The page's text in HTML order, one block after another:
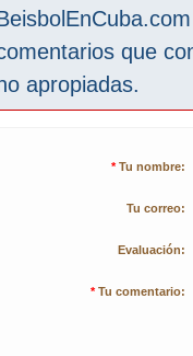
que
apropiadas.
* Tu nombre:
Tu correo:
Evaluación:
* Tu comentario: